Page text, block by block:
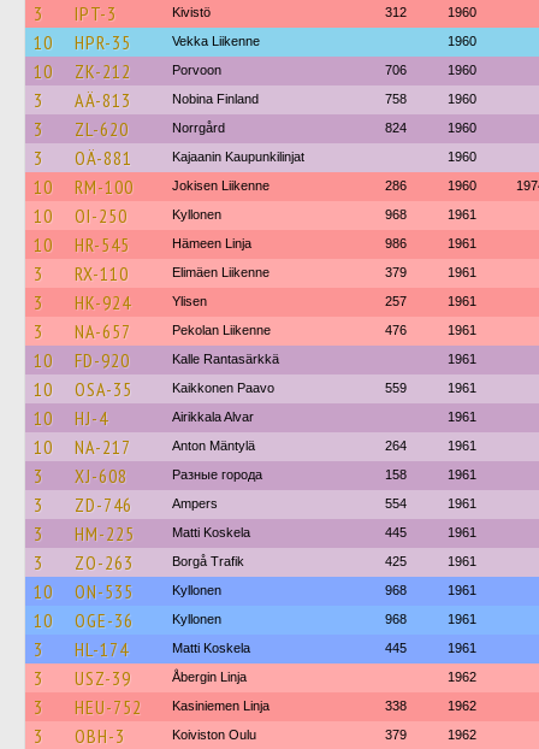
3 IPT-3 Kivistö 312 1960
10 HPR-35 Vekka Liikenne 1960
10 ZK-212 Porvoon 706 1960
3 AÄ-813 Nobina Finland 758 1960
3 ZL-620 Norrgård 824 1960
3 OÄ-881 Kajaanin Kaupunkilinjat 1960
10 RM-100 Jokisen Liikenne 286 1960
10 OI-250 Kyllonen 968 1961
10 HR-545 Hämeen Linja 986 1961
3 RX-110 Elimäen Liikenne 379 1961
3 HK-924 Ylisen 257 1961
3 NA-657 Pekolan Liikenne 476 1961
10 FD-920 Kalle Rantasärkkä 1961
10 OSA-35 Kaikkonen Paavo 559 1961
10 HJ-4 Airikkala Alvar 1961
10 NA-217 Anton Mäntylä 264 1961
3 XJ-608 Разные города 158 1961
3 ZD-746 Ampers 554 1961
3 HM-225 Matti Koskela 445 1961
3 ZO-263 Borgå Trafik 425 1961
10 ON-535 Kyllonen 968 1961
10 OGE-36 Kyllonen 968 1961
3 HL-174 Matti Koskela 445 1961
3 USZ-39 Åbergin Linja 1962
3 HEU-752 Kasiniemen Linja 338 1962
3 OBH-3 Koiviston Oulu 379 1962